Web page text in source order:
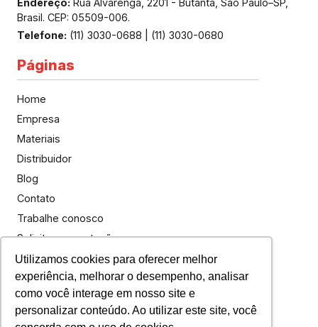
Utilizamos cookies para oferecer melhor
experiência, melhorar o desempenho, analisar
como você interage em nosso site e
personalizar conteúdo. Ao utilizar este site, você
Brasil. CEP: 05509-006.
Telefone: (11) 3030-0688 (11) 3030-0680
Páginas
Home
Empresa
Materiais
Distribuidor
Blog
Contato
Trabalhe conosco
Solicite uma cotação
Política de privacidade
Termos de uso